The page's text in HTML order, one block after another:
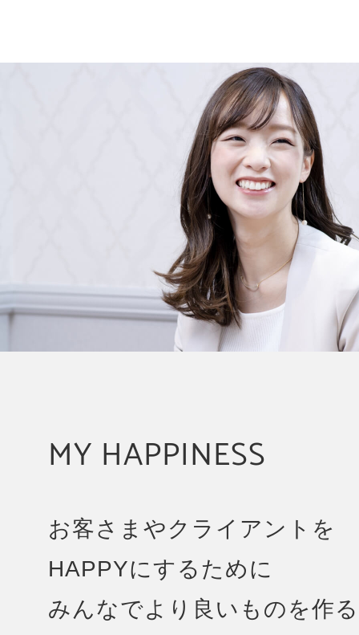
MY HAPPINESS
お客さまやクライアントを
HAPPYにするために
みんなでより良いものを作